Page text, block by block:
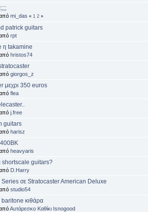
mi_das « 1 2 »
patrick guitars
rpt
η takamine
hristos74
giorgos_z
μεχρι 350 euros
flea
j.free
guitars
harisz
heavyaris
shortscale guitars?
D.Harry
Series σε Stratocaster American Deluxe
studio54
baritone κιθάρα
Αυτάρεσκο Καθίκι Isnogood